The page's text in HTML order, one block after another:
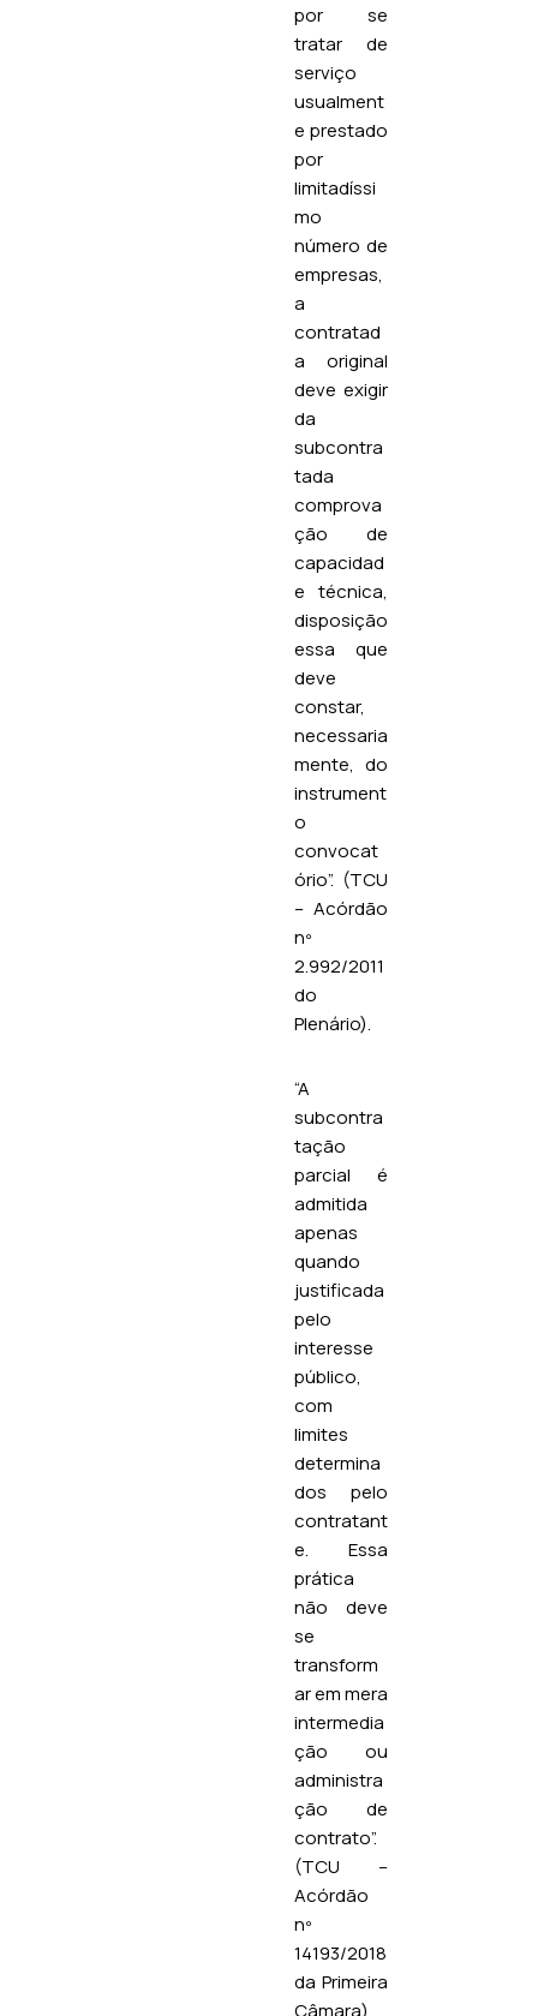
por se
tratar de
serviço
usualment
e prestado
por
limitadíssi
mo
número de
empresas,
a
contratad
a original
deve exigir
da
subcontra
tada
comprova
ção de
capacidad
e técnica,
disposição
essa que
deve
constar,
necessaria
mente, do
instrument
o
convocat
ório”. (TCU
– Acórdão
nº
2.992/2011
do
Plenário).
“A
subcontra
tação
parcial é
admitida
apenas
quando
justificada
pelo
interesse
público,
com
limites
determina
dos pelo
contratant
e. Essa
prática
não deve
se
transform
ar em mera
intermedia
ção ou
administra
ção de
contrato”.
(TCU –
Acórdão
nº
14193/2018
da Primeira
Câmara).